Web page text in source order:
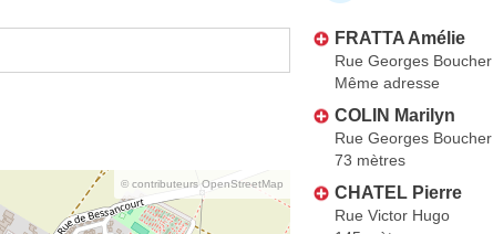
© contributeurs OpenStreetMap
FRATTA Amélie
Rue Georges Boucher
Même adresse
COLIN Marilyn
Rue Georges Boucher
73 mètres
CHATEL Pierre
Rue Victor Hugo